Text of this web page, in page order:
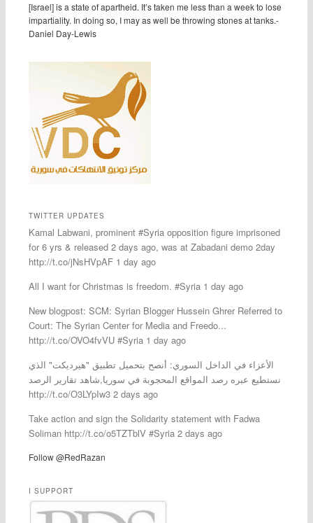
[Israel] is a state of apartheid. It’s taken me less than a week to lose
impartiality. In doing so, I may as well be throwing stones at tanks.-
Daniel Day-Lewis
TWITTER UPDATES
Kamal Labwani, prominent #Syria opposition figure imprisoned
for 6 yrs & released 2 days ago, was at Zabadani demo 2day
http://t.co/jNsHVpAF 1 day ago
All I want for Christmas is freedom. #Syria 1 day ago
New blogpost: SCM: Syrian Blogger Hussein Ghrer Referred to
Court: The Syrian Center for Media and Freedo...
http://t.co/OVO4fvVU #Syria 1 day ago
الأعزاء في الداخل السوري: أنصح بتحميل تطبيق "هيرديكت" الذي
نستطيع عبره رصد المواقع المحجوبة في سوريا,شاهد تقارير الرصد
http://t.co/O3LYpIw3 2 days ago
Take action and sign the Solidarity statement with Fadwa
Soliman http://t.co/o5TZTblV #Syria 2 days ago
Follow @RedRazan
I SUPPORT